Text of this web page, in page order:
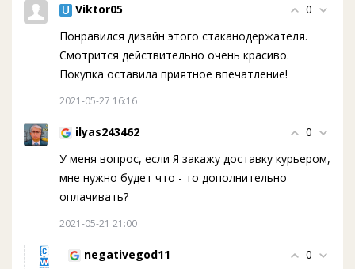
Viktor05
0
Понравился дизайн этого стаканодержателя.
Смотрится действительно очень красиво.
Покупка оставила приятное впечатление!
2021-05-27 16:16
ilyas243462
0
У меня вопрос, если Я закажу доставку курьером,
мне нужно будет что - то дополнительно
оплачивать?
2021-05-21 21:00
negativegod11
0